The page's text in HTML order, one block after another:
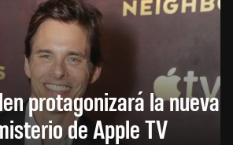
protagonizará la nueva
de Apple TV